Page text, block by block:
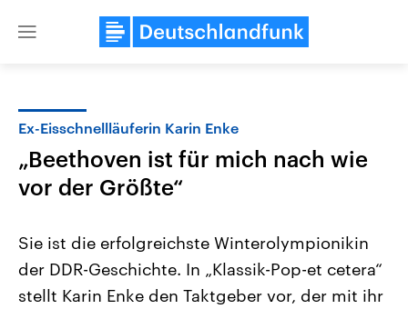
Close
Ex-Eisschnellläuferin Karin Enke
„Beethoven ist für mich nach wie
vor der Größte“
Sie ist die erfolgreichste Winterolympionikin
der DDR-Geschichte. In „Klassik-Pop-et cetera“
stellt Karin Enke den Taktgeber vor, der mit ihr